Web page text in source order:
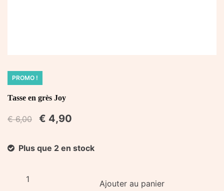
PROMO !
Tasse en grès Joy
€6,00 € 4,90
Plus que 2 en stock
quantité
Ajouter au panier